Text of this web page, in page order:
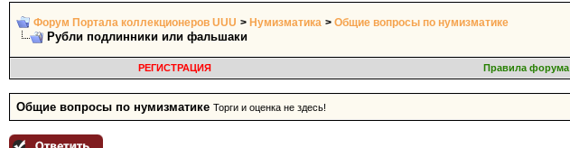
Форум Портала коллекционеров UUU > Нумизматика > Общие вопросы по нумизматике
Рубли подлинники или фальшаки
РЕГИСТРАЦИЯ
Правила форума
Общие вопросы по нумизматике Торги и оценка не здесь!